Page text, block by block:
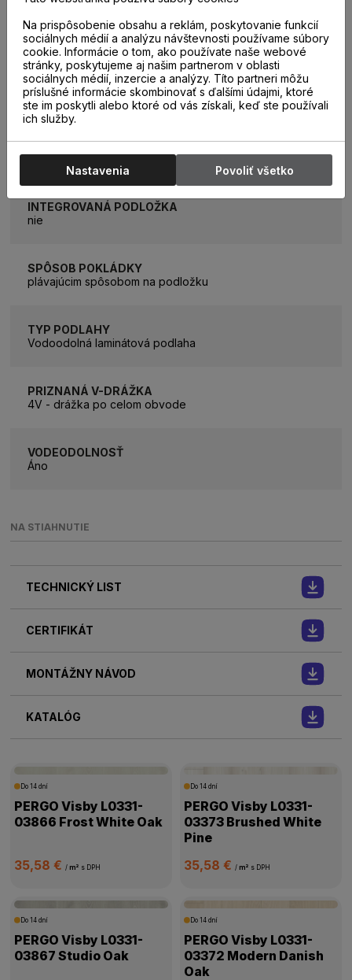
TEPELNÝ ODPOR
0,06m2K/W
PODLAHOVÉ VYKUROVANIE
áno
TYP POVRCHU
4V Pressed, EIR, AquaSafe
INTEGROVANÁ PODLOŽKA
nie
SPÔSOB POKLÁDKY
plávajúcim spôsobom na podložku
TYP PODLAHY
Vodoodolná laminátová podlaha
PRIZNANÁ V-DRÁŽKA
4V - drážka po celom obvode
VODEODOLNOSŤ
Áno
NA STIAHNUTIE
TECHNICKÝ LIST
CERTIFIKÁT
MONTÁŽNY NÁVOD
KATALÓG
Do 14 dní
PERGO Visby L0331-
03866 Frost White Oak
35,58 €/ m² s DPH
Do 14 dní
PERGO Visby L0331-
03373 Brushed White
Pine
35,58 € / m² s DPH
Do 14 dní
PERGO Visby L0331-
03867 Studio Oak
Do 14 dní
PERGO Visby L0331-
03372 Modern Danish
Oak
Na prispôsobenie obsahu a reklám, poskytovanie funkcií
sociálnych médií a analýzu návštevnosti používame súbory
cookie. Informácie o tom, ako používate naše webové
stránky, poskytujeme aj našim partnerom v oblasti
sociálnych médií, inzercie a analýzy. Títo partneri môžu
príslušné informácie skombinovať s ďalšími údajmi, ktoré
ste im poskytli alebo ktoré od vás získali, keď ste používali
ich služby.
Nastavenia Povoliť všetko